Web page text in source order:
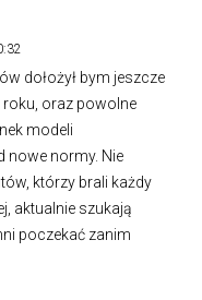
dołożył bym jeszcze
roku, oraz powolne
modeli
normy. Nie
którzy brali każdy
aktualnie szukają
poczekać zanim